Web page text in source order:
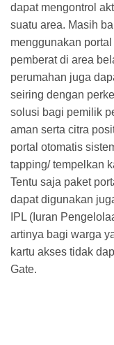
dapat mengontrol
suatu area. Masih
menggunakan
pemberat di area
perumahan juga
seiring dengan
solusi bagi pemilik
aman serta citra
portal otomatis
tapping/ tempelkan
Tentu saja paket
dapat digunakan
IPL (Iuran
artinya bagi warga
kartu akses tidak
Gate.